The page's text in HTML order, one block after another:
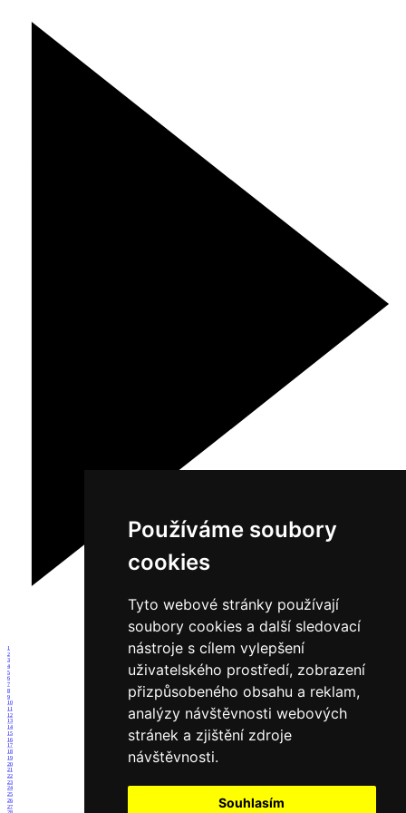
Používáme soubory
cookies
Tyto webové stránky používají
soubory cookies a další sledovací
nástroje s cílem vylepšení
uživatelského prostředí, zobrazení
přizpůsobeného obsahu a reklam,
analýzy návštěvnosti webových
stránek a zjištění zdroje
návštěvnosti.
Souhlasím
1
2
3
4
5
6
7
8
9
10
11
12
13
14
15
16
17
18
19
20
21
22
23
24
25
26
27